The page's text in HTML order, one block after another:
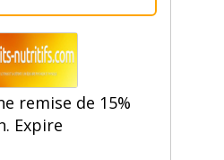
remise de 15%
Expire